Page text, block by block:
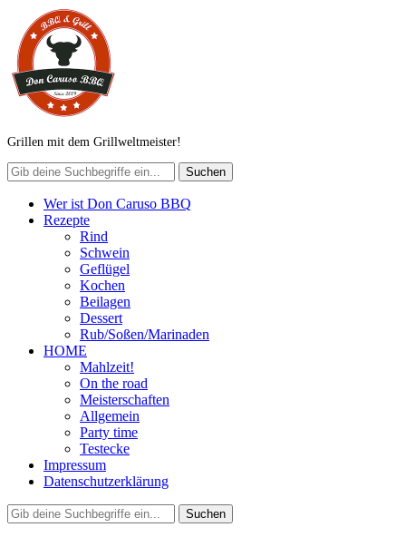
Grillen mit dem Grillweltmeister!
Wer ist Don Caruso BBQ
Rezepte
Rind
Schwein
Geflügel
Kochen
Beilagen
Dessert
Rub/Soßen/Marinaden
HOME
Mahlzeit!
On the road
Meisterschaften
Allgemein
Party time
Testecke
Impressum
Datenschutzerklärung